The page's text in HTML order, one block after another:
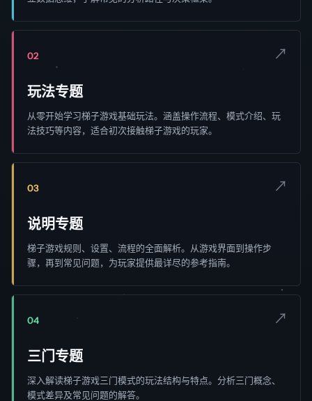
02 ↗
玩法专题
从零开始学习梯子游戏基础玩法。涵盖操作流程、模式介绍、玩
法技巧等内容，适合初次接触梯子游戏的玩家。
03 ↗
说明专题
梯子游戏规则、设置、流程的全面解析。从游戏界面到操作步
骤，再到常见问题，为玩家提供最详尽的参考指南。
04 ↗
三门专题
深入解读梯子游戏三门模式的玩法结构与特点。分析三门概念、
模式差异及常见问题的解答。